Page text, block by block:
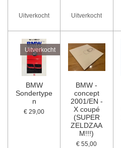
Uitverkocht Uitverkocht
Uitverkocht
BMW
Sondertype
n
€ 29,00
BMW -
concept
2001/EN -
X coupé
(SUPER
ZELDZAA
M!!!)
€ 55,00